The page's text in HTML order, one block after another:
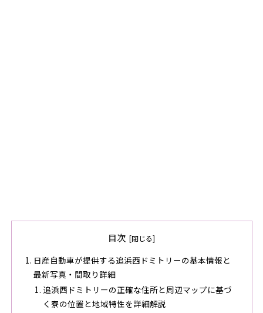
目次
日産自動車が提供する追浜西ドミトリーの基本情報と
最新写真・間取り詳細
追浜西ドミトリーの正確な住所と周辺マップに基づ
く寮の位置と地域特性を詳細解説